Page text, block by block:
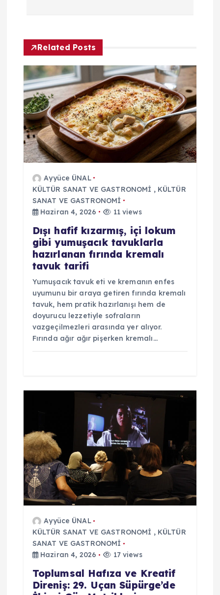
z
n
m
e
s
Related Posts
Ayyüce ÜNAL
KÜLTÜR SANAT VE GASTRONOMİ , KÜLTÜR
SANAT VE GASTRONOMİ
Haziran 4, 2026
11 views
Dışı hafif kızarmış, içi lokum
gibi yumuşacık tavuklarla
hazırlanan fırında kremalı
tavuk tarifi
Yumuşacık tavuk eti ve kremanın enfes
uyumunu bir araya getiren fırında kremalı
tavuk, hem pratik hazırlanışı hem de
doyurucu lezzetiyle sofraların
vazgeçilmezleri arasında yer alıyor.
Fırında ağır ağır pişerken kremalı…
Ayyüce ÜNAL
KÜLTÜR SANAT VE GASTRONOMİ , KÜLTÜR
SANAT VE GASTRONOMİ
Haziran 4, 2026
17 views
Toplumsal Hafıza ve Kreatif
Direniş: 29. Uçan Süpürge’de